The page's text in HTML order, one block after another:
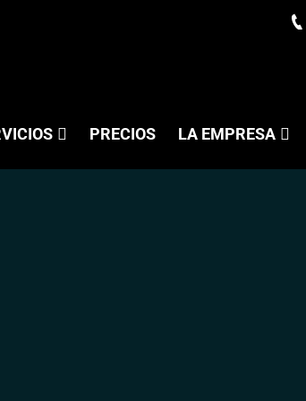
PRECIOS LA EMPRESA